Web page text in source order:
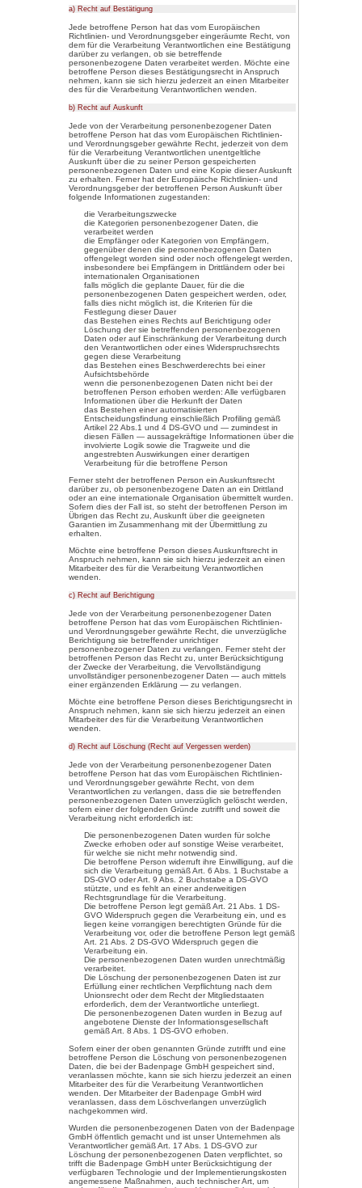
Untersuchungsauftrags
Recht der Mitgliedstaaten
personenbezogene Daten
Empfänger.
j) Dritter
Dritter ist eine natürliche
Einrichtung oder andere
Person, dem
den Personen, die unter
des Verantwortlichen oder
sind, die
k) Einwilligung
Einwilligung ist jede von
den bestimmten Fall in
unmissverständlich
einer Erklärung oder einer
bestätigenden Handlung,
verstehen gibt, dass sie
betreffenden
2. Name und Anschrift des für die
Verantwortlicher im Sinne der
sonstiger in den
datenschutzrechtlichem
Badenpage GmbH
Zimmererstr.27
77767 Appenweier
Deutschland
E-Mail: info@badenpage.de
Website: www.badenpage.de
3. Cookies
Die Internetseiten der
Cookies sind Textdateien,
einem Computersystem
Zahlreiche Internetseiten und
Cookies enthalten eine
ist eine eindeutige Kennung
Zeichenfolge, durch welche
konkreten Internetbrowser
das Cookie gespeichert wurde.
besuchten Internetseiten und
der betroffenen Person von
andere Cookies enthalten, zu
Internetbrowser kann über die
wiedererkannt und identifiziert
Durch den Einsatz von